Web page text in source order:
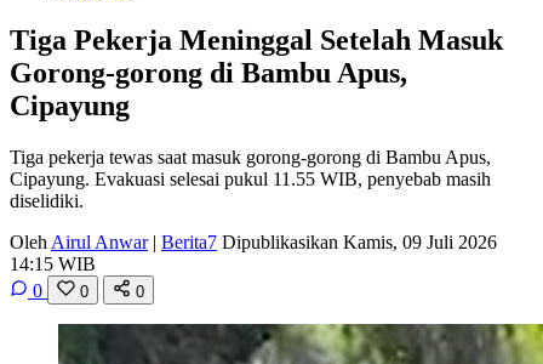
Tiga Pekerja Meninggal Setelah Masuk
Gorong-gorong di Bambu Apus,
Cipayung
Tiga pekerja tewas saat masuk gorong-gorong di Bambu Apus,
Cipayung. Evakuasi selesai pukul 11.55 WIB, penyebab masih
diselidiki.
Oleh Airul Anwar | Berita7 Dipublikasikan Kamis, 09 Juli 2026
14:15 WIB
0
0 0